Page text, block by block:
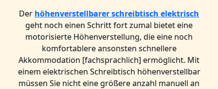
Der höhenverstellbarer schreibtisch elektrisch
geht noch einen Schritt fort zumal bietet eine
motorisierte Höhenverstellung, die eine noch
komfortablere ansonsten schnellere
Akkommodation [fachsprachlich] ermöglicht. Mit
einem elektrischen Schreibtisch höhenverstellbar
müssen Sie nicht eine größere anzahl manuell an